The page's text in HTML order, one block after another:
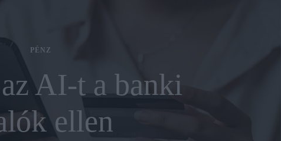
PÉNZ
AI-t a banki
ellen